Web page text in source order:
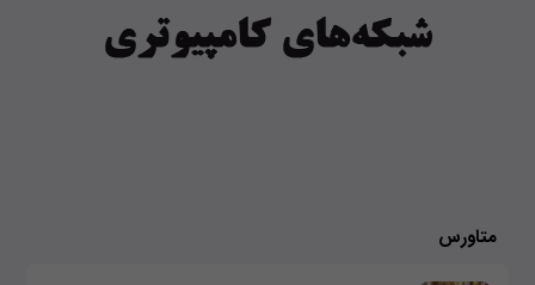
متاورس